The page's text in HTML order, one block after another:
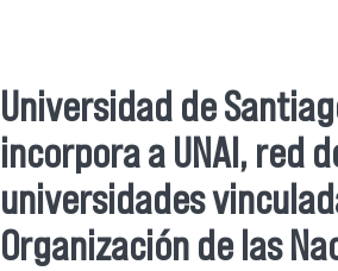
Se encuentra usted
Universidad de
incorpora a UNAI, red
universidades
Organización de las